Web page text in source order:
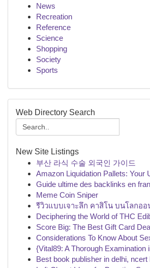
News
Recreation
Reference
Science
Shopping
Society
Sports
Web Directory Search
New Site Listings
부산 라식 수술 외국인 가이드
Amazon Liquidation Pallets: Your
Guide ultime des backlinks en
Meme Coin Sniper
รีวิวแบบเจาะลึก คาสิโน บนโลกอ
Deciphering the World of THC
Score Big: The Best Gift Card
Considerations To Know About
{Vital89: A Thorough Examination
Best book publisher in delhi, ncert